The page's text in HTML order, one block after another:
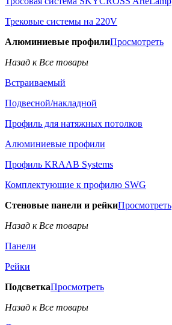
Трековые системы на 220V
Алюминиевые профилиПросмотреть
Назад к Все товары
Встраиваемый
Подвесной/накладной
Профиль для натяжных потолков
Алюминиевые профили
Профиль KRAAB Systems
Комплектующие к профилю SWG
Стеновые панели и рейкиПросмотреть
Назад к Все товары
Панели
Рейки
ПодсветкаПросмотреть
Назад к Все товары